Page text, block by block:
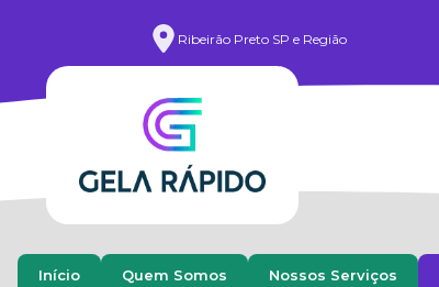
Ribeirão Preto SP e Região
Início Quem Somos Nossos Serviços